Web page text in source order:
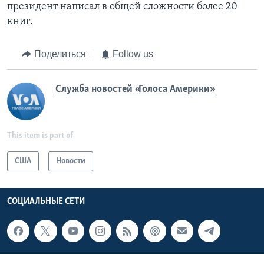
президент написал в общей сложности более 20
книг.
Поделиться Follow us
Служба новостей «Голоса Америки»
This item is part of
США Новости
СОЦИАЛЬНЫЕ СЕТИ